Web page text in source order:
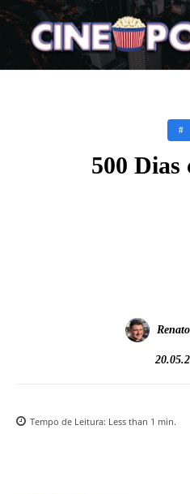
#
500 Dias
Tempo de Leitura: Less than 1 min.